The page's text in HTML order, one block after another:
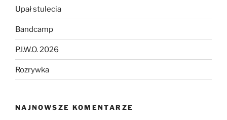
Upał stulecia
Bandcamp
P.I.W.O. 2026
Rozrywka
NAJNOWSZE KOMENTARZE